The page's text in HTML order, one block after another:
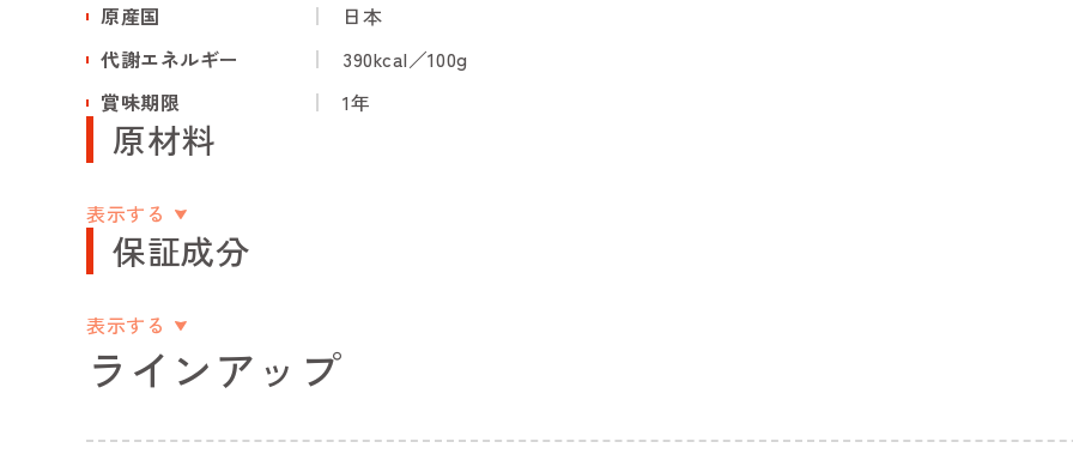
原産国
日本
代謝エネルギー
390kcal／100g
賞味期限
1年
原材料
表示する
保証成分
表示する
ラインアップ